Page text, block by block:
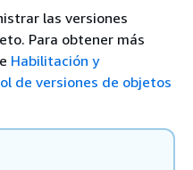
las versiones
Para obtener más
Habilitación y
de versiones de objetos